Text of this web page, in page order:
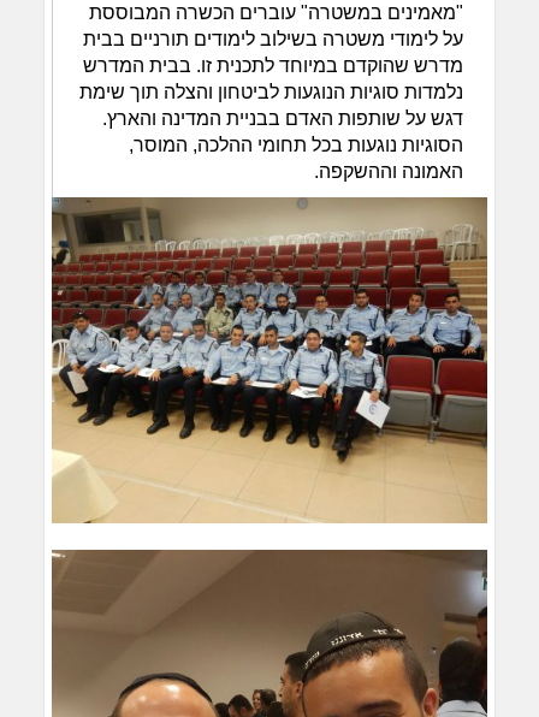
"מאמינים במשטרה" עוברים הכשרה המבוססת
על לימודי משטרה בשילוב לימודים תורניים בבית
מדרש שהוקדם במיוחד לתכנית זו. בבית המדרש
נלמדות סוגיות הנוגעות לביטחון והצלה תוך שימת
דגש על שותפות האדם בבניית המדינה והארץ.
הסוגיות נוגעות בכל תחומי ההלכה, המוסר,
האמונה וההשקפה.